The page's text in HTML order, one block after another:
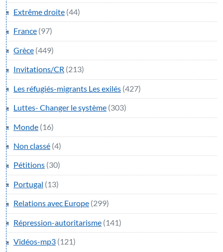
Extrême droite (44)
France (97)
Grèce (449)
Invitations/CR (213)
Les réfugiés-migrants Les exilés (427)
Luttes- Changer le système (303)
Monde (16)
Non classé (4)
Pétitions (30)
Portugal (13)
Relations avec Europe (299)
Répression-autoritarisme (141)
Vidéos-mp3 (121)